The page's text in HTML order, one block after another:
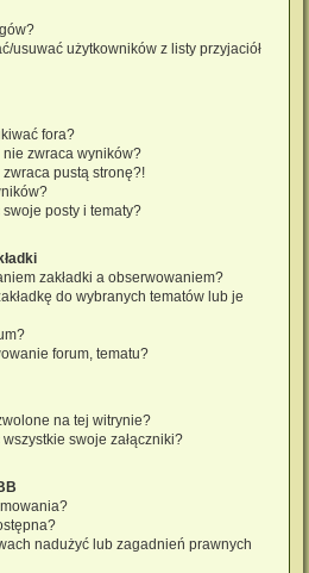
usuwać użytkowników z listy przyjaciół
fora?
zwraca wyników?
pustą stronę?!
posty i tematy?
zakładki a obserwowaniem?
do wybranych tematów lub je
forum, tematu?
na tej witrynie?
swoje załączniki?
nadużyć lub zagadnień prawnych